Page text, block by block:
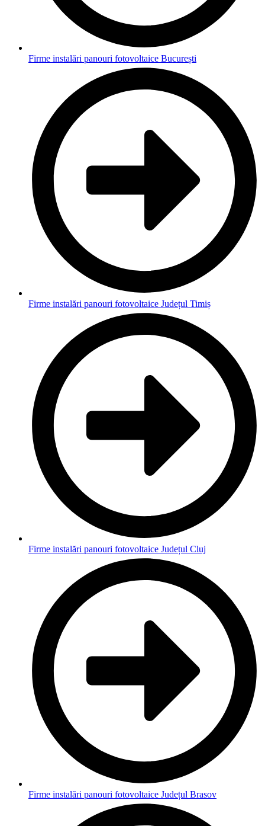
Firme instalări panouri fotovoltaice București
Firme instalări panouri fotovoltaice Județul Timiș
Firme instalări panouri fotovoltaice Județul Cluj
Firme instalări panouri fotovoltaice Județul Brasov